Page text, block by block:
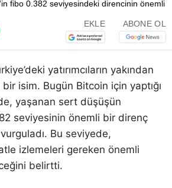
EKLE ABONE OL
yatırımcıların yakından
isim. Bugün Bitcoin için yaptığı
yaşanan sert düşüşün
seviyesinin önemli bir direnç
Bu seviyede,
izlemeleri gereken önemli
belirtti.